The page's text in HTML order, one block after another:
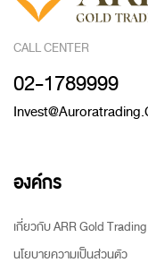
CALL CENTER
02-1789999
องค์กร
เกี่ยวกับ ARR Gold Trading
นโยบายความเป็นส่วนตัว